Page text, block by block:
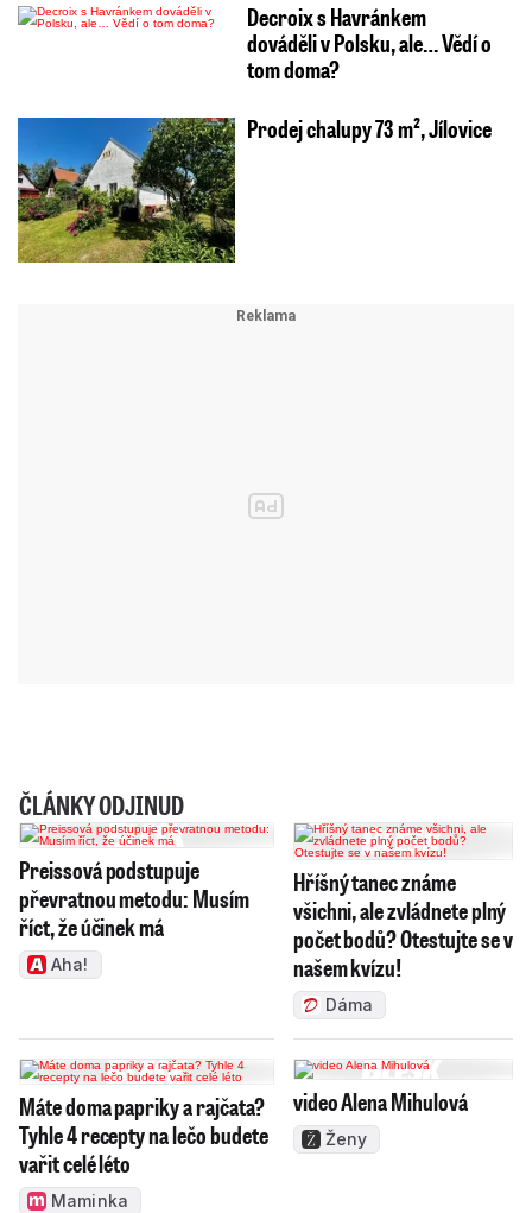
Decroix s Havránkem
dováděli v Polsku, ale… Vědí o
tom doma?
Prodej chalupy 73 m², Jílovice
ČLÁNKY ODJINUD
Preissová podstupuje
převratnou metodu: Musím
říct, že účinek má
Aha!
Hříšný tanec známe
všichni, ale zvládnete plný
počet bodů? Otestujte se v
našem kvízu!
Dáma
Máte doma papriky a rajčata?
Tyhle 4 recepty na lečo budete
vařit celé léto
Maminka
video Alena Mihulová
Ženy